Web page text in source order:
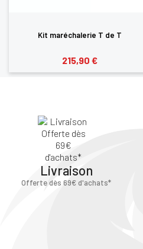
Kit maréchalerie T de T
215,90 €
Livraison
Offerte dès 69€ d'achats*